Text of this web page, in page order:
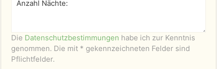
Die Datenschutzbestimmungen habe ich zur Kenntnis
genommen. Die mit * gekennzeichneten Felder sind
Pflichtfelder.